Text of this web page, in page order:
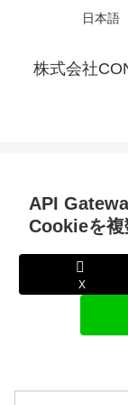
株式会社
日本語
API
Cookieを複
X